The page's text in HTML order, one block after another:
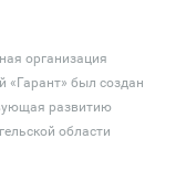
организация
«Гарант» был создан
развитию
области